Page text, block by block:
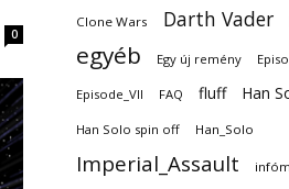
0
Clone Wars Darth Vader
egyéb Egy új remény
Episode_VII FAQ fluff Han
Han Solo spin off Han_Solo
Imperial_Assault